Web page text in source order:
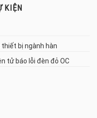
KIỆN
bị ngành hàn
tử báo lỗi đèn đỏ OC